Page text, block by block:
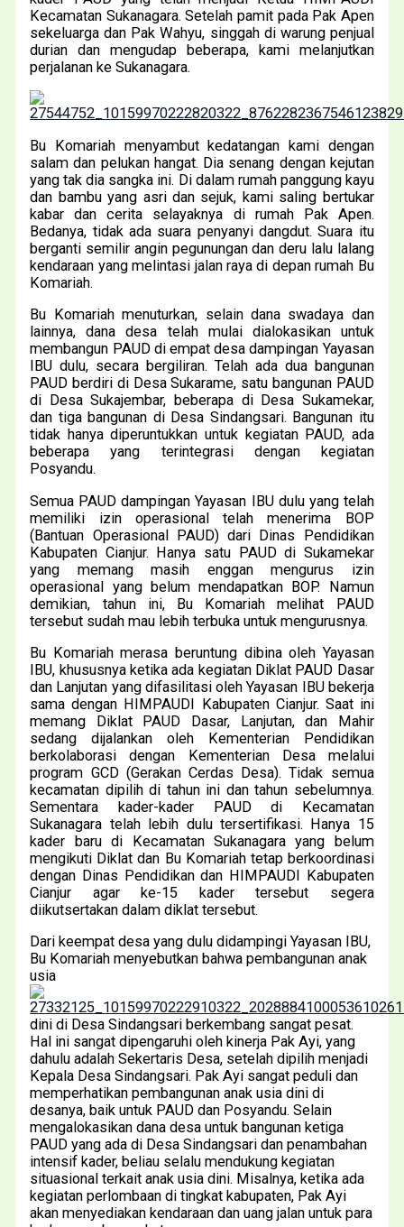
Kecamatan Sukanagara. Setelah pamit pada Pak Apen
sekeluarga dan Pak Wahyu, singgah di warung penjual
durian dan mengudap beberapa, kami melanjutkan
perjalanan ke Sukanagara.
Bu Komariah menyambut kedatangan kami dengan
salam dan pelukan hangat. Dia senang dengan kejutan
yang tak dia sangka ini. Di dalam rumah panggung kayu
dan bambu yang asri dan sejuk, kami saling bertukar
kabar dan cerita selayaknya di rumah Pak Apen.
Bedanya, tidak ada suara penyanyi dangdut. Suara itu
berganti semilir angin pegunungan dan deru lalu lalang
kendaraan yang melintasi jalan raya di depan rumah Bu
Komariah.
Bu Komariah menuturkan, selain dana swadaya dan
lainnya, dana desa telah mulai dialokasikan untuk
membangun PAUD di empat desa dampingan Yayasan
IBU dulu, secara bergiliran. Telah ada dua bangunan
PAUD berdiri di Desa Sukarame, satu bangunan PAUD
di Desa Sukajembar, beberapa di Desa Sukamekar,
dan tiga bangunan di Desa Sindangsari. Bangunan itu
tidak hanya diperuntukkan untuk kegiatan PAUD, ada
beberapa yang terintegrasi dengan kegiatan
Posyandu.
Semua PAUD dampingan Yayasan IBU dulu yang telah
memiliki izin operasional telah menerima BOP
(Bantuan Operasional PAUD) dari Dinas Pendidikan
Kabupaten Cianjur. Hanya satu PAUD di Sukamekar
yang memang masih enggan mengurus izin
operasional yang belum mendapatkan BOP. Namun
demikian, tahun ini, Bu Komariah melihat PAUD
tersebut sudah mau lebih terbuka untuk mengurusnya.
Bu Komariah merasa beruntung dibina oleh Yayasan
IBU, khususnya ketika ada kegiatan Diklat PAUD Dasar
dan Lanjutan yang difasilitasi oleh Yayasan IBU bekerja
sama dengan HIMPAUDI Kabupaten Cianjur. Saat ini
memang Diklat PAUD Dasar, Lanjutan, dan Mahir
sedang dijalankan oleh Kementerian Pendidikan
berkolaborasi dengan Kementerian Desa melalui
program GCD (Gerakan Cerdas Desa). Tidak semua
kecamatan dipilih di tahun ini dan tahun sebelumnya.
Sementara kader-kader PAUD di Kecamatan
Sukanagara telah lebih dulu tersertifikasi. Hanya 15
kader baru di Kecamatan Sukanagara yang belum
mengikuti Diklat dan Bu Komariah tetap berkoordinasi
dengan Dinas Pendidikan dan HIMPAUDI Kabupaten
Cianjur agar ke-15 kader tersebut segera
diikutsertakan dalam diklat tersebut.
Dari keempat desa yang dulu didampingi Yayasan IBU,
Bu Komariah menyebutkan bahwa pembangunan anak
usia
dini di Desa Sindangsari berkembang sangat pesat.
Hal ini sangat dipengaruhi oleh kinerja Pak Ayi, yang
dahulu adalah Sekertaris Desa, setelah dipilih menjadi
Kepala Desa Sindangsari. Pak Ayi sangat peduli dan
memperhatikan pembangunan anak usia dini di
desanya, baik untuk PAUD dan Posyandu. Selain
mengalokasikan dana desa untuk bangunan ketiga
PAUD yang ada di Desa Sindangsari dan penambahan
intensif kader, beliau selalu mendukung kegiatan
situasional terkait anak usia dini. Misalnya, ketika ada
kegiatan perlombaan di tingkat kabupaten, Pak Ayi
akan menyediakan kendaraan dan uang jalan untuk para